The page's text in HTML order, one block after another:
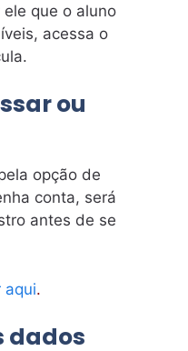
ele que o aluno
acessa o
ou
opção de
conta, será
antes de se
aqui.
dados